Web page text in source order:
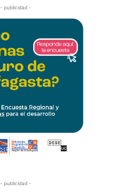
- publicidad -
- publicidad -